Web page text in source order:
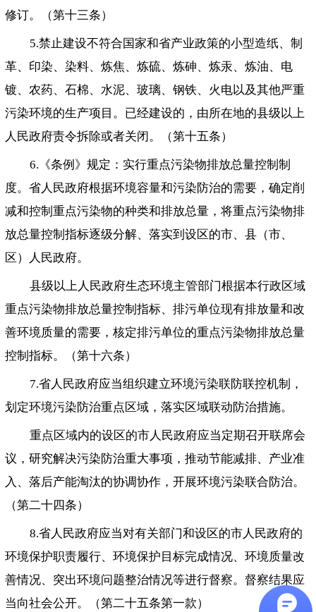
修订。（第十三条）
5.禁止建设不符合国家和省产业政策的小型造纸、制
革、印染、染料、炼焦、炼硫、炼砷、炼汞、炼油、电
镀、农药、石棉、水泥、玻璃、钢铁、火电以及其他严重
污染环境的生产项目。已经建设的，由所在地的县级以上
人民政府责令拆除或者关闭。（第十五条）
6.《条例》规定：实行重点污染物排放总量控制制
度。省人民政府根据环境容量和污染防治的需要，确定削
减和控制重点污染物的种类和排放总量，将重点污染物排
放总量控制指标逐级分解、落实到设区的市、县（市、
区）人民政府。
县级以上人民政府生态环境主管部门根据本行政区域
重点污染物排放总量控制指标、排污单位现有排放量和改
善环境质量的需要，核定排污单位的重点污染物排放总量
控制指标。（第十六条）
7.省人民政府应当组织建立环境污染联防联控机制，
划定环境污染防治重点区域，落实区域联动防治措施。
重点区域内的设区的市人民政府应当定期召开联席会
议，研究解决污染防治重大事项，推动节能减排、产业准
入、落后产能淘汰的协调协作，开展环境污染联合防治。
（第二十四条）
8.省人民政府应当对有关部门和设区的市人民政府的
环境保护职责履行、环境保护目标完成情况、环境质量改
善情况、突出环境问题整治情况等进行督察。督察结果应
当向社会公开。（第二十五条第一款）